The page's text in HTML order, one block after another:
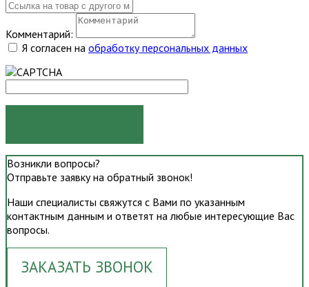
Комментарий:
Я согласен на обработку персональных данных
Возникли вопросы?
Отправьте заявку на обратный звонок!
Наши специалисты свяжутся с Вами по указанным
контактным данным и ответят на любые интересующие Вас
вопросы.
ЗАКАЗАТЬ ЗВОНОК